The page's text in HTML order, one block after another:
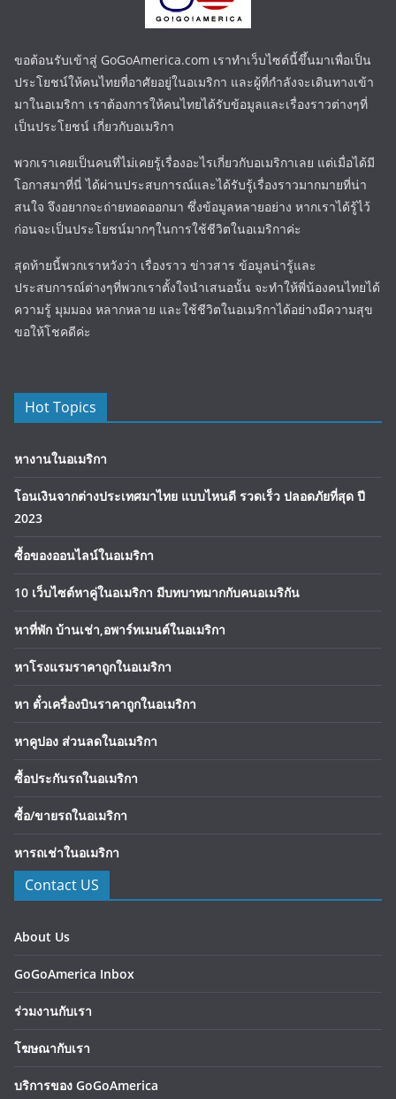
ขอต้อนรับเข้าสู่ GoGoAmerica.com เราทำเว็บไซต์นี้ขึ้นมาเพื่อเป็น
ประโยชน์ให้คนไทยที่อาศัยอยู่ในอเมริกา และผู้ที่กำลังจะเดินทางเข้า
มาในอเมริกา เราต้องการให้คนไทยได้รับข้อมูลและเรื่องราวต่างๆที่
เป็นประโยชน์ เกี่ยวกับอเมริกา
พวกเราเคยเป็นคนที่ไม่เคยรู้เรื่องอะไรเกี่ยวกับอเมริกาเลย แต่เมื่อได้มี
โอกาสมาที่นี่ ได้ผ่านประสบการณ์และได้รับรู้เรื่องราวมากมายที่น่า
สนใจ จึงอยากจะถ่ายทอดออกมา ซึ่งข้อมูลหลายอย่าง หากเราได้รู้ไว้
ก่อนจะเป็นประโยชน์มากๆในการใช้ชีวิตในอเมริกาค่ะ
สุดท้ายนี้พวกเราหวังว่า เรื่องราว ข่าวสาร ข้อมูลน่ารู้และ
ประสบการณ์ต่างๆที่พวกเราตั้งใจนำเสนอนั้น จะทำให้พี่น้องคนไทยได้
ความรู้ มุมมอง หลากหลาย และใช้ชีวิตในอเมริกาได้อย่างมีความสุข
ขอให้โชคดีค่ะ
Hot Topics
หางานในอเมริกา
โอนเงินจากต่างประเทศมาไทย แบบไหนดี รวดเร็ว ปลอดภัยที่สุด ปี
2023
ซื้อของออนไลน์ในอเมริกา
10 เว็บไซต์หาคู่ในอเมริกา มีบทบาทมากกับคนอเมริกัน
หาที่พัก บ้านเช่า,อพาร์ทเมนต์ในอเมริกา
หาโรงแรมราคาถูกในอเมริกา
หา ตั๋วเครื่องบินราคาถูกในอเมริกา
หาคูปอง ส่วนลดในอเมริกา
ซื้อประกันรถในอเมริกา
ซื้อ/ขายรถในอเมริกา
หารถเช่าในอเมริกา
Contact US
About Us
GoGoAmerica Inbox
ร่วมงานกับเรา
โฆษณากับเรา
บริการของ GoGoAmerica